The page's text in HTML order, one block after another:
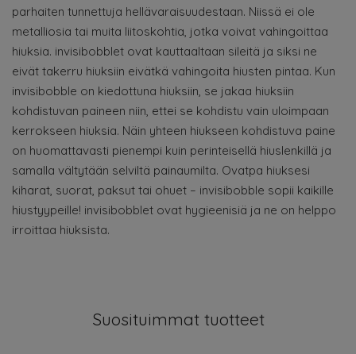
parhaiten tunnettuja hellävaraisuudestaan. Niissä ei ole
metalliosia tai muita liitoskohtia, jotka voivat vahingoittaa
hiuksia. invisibobblet ovat kauttaaltaan sileitä ja siksi ne
eivät takerru hiuksiin eivätkä vahingoita hiusten pintaa. Kun
invisibobble on kiedottuna hiuksiin, se jakaa hiuksiin
kohdistuvan paineen niin, ettei se kohdistu vain uloimpaan
kerrokseen hiuksia. Näin yhteen hiukseen kohdistuva paine
on huomattavasti pienempi kuin perinteisellä hiuslenkillä ja
samalla vältytään selviltä painaumilta. Ovatpa hiuksesi
kiharat, suorat, paksut tai ohuet – invisibobble sopii kaikille
hiustyypeille! invisibobblet ovat hygieenisiä ja ne on helppo
irroittaa hiuksista.
Suosituimmat tuotteet